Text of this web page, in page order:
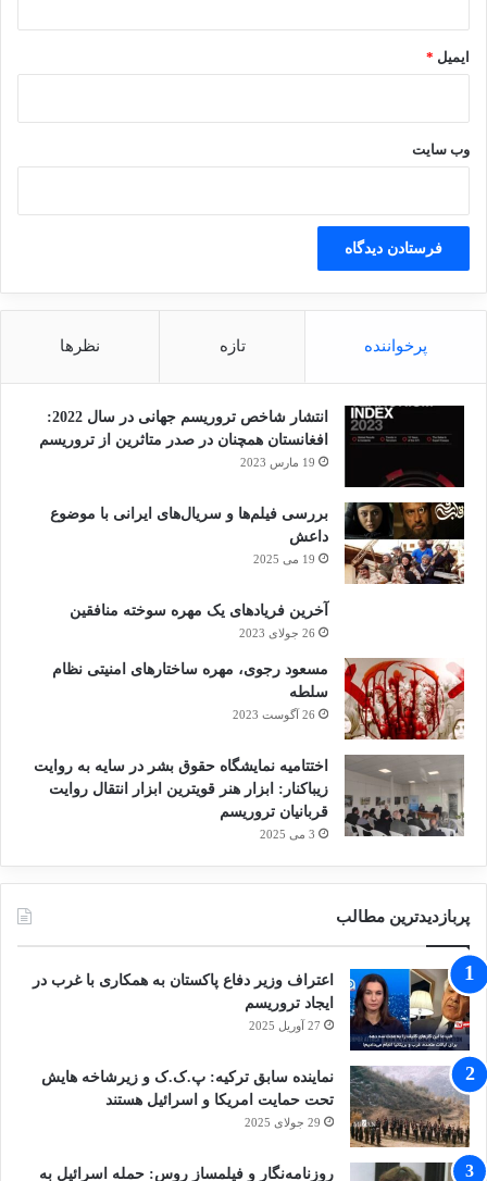
ایمیل *
وب‌ سایت
پرخواننده تازه نظرها
انتشار شاخص تروریسم جهانی در سال 2022:
افغانستان همچنان در صدر متاثرین از تروریسم
19 مارس 2023
بررسی فیلم‌ها و سریال‌های ایرانی با موضوع
داعش
19 می 2025
آخرین فریادهای یک مهره سوخته منافقین
26 جولای 2023
مسعود رجوی، مهره ساختارهای امنیتی نظام
سلطه
26 آگوست 2023
اختتامیه نمایشگاه حقوق بشر در سایه به روایت
زیباکنار: ابزار هنر قویترین ابزار انتقال روایت
قربانیان تروریسم
3 می 2025
پربازدیدترین مطالب
اعتراف وزیر دفاع پاکستان به همکاری با غرب در
ایجاد تروریسم
27 آوریل 2025
نماینده سابق ترکیه: پ.ک.ک و زیرشاخه هایش
تحت حمایت امریکا و اسرائیل هستند
29 جولای 2025
روزنامه‌نگار و فیلمساز روس: حمله اسرائیل به